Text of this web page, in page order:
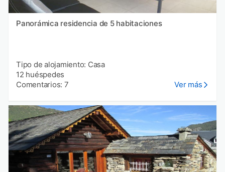
Panorámica residencia de 5 habitaciones
Tipo de alojamiento: Casa
12 huéspedes
Comentarios: 7
Ver más